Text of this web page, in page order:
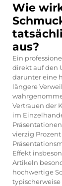
Wie
aus?
Ein
direkt auf den
darunter eine
längere
Vertrauen der
im
vierzig
Effekt
Artikeln
hochwertige